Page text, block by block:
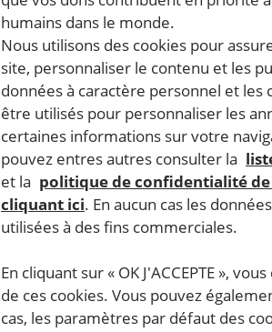
humains dans le monde.
Nous utilisons des cookies pour
site, personnaliser le contenu et les
données à caractère personnel et
être utilisés pour personnaliser les
certaines informations sur votre
pouvez entres autres consulter la
et la politique de confidentialité
cliquant ici. En aucun cas les
utilisées à des fins commerciales.
En cliquant sur « OK J'ACCEPTE »,
de ces cookies. Vous pouvez
cas, les paramètres par défaut des